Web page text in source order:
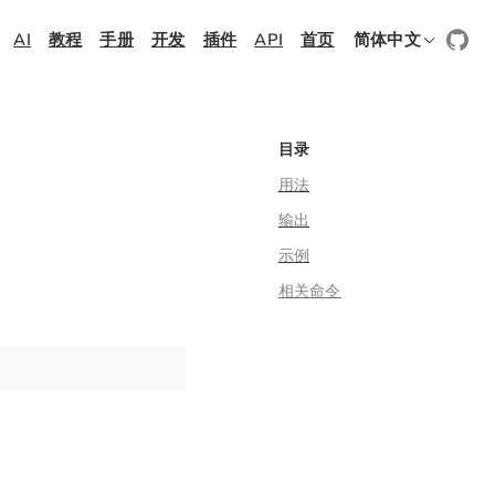
AI 教程 手册 开发 插件 API 首页 简体中文
目录
用法
输出
示例
相关命令